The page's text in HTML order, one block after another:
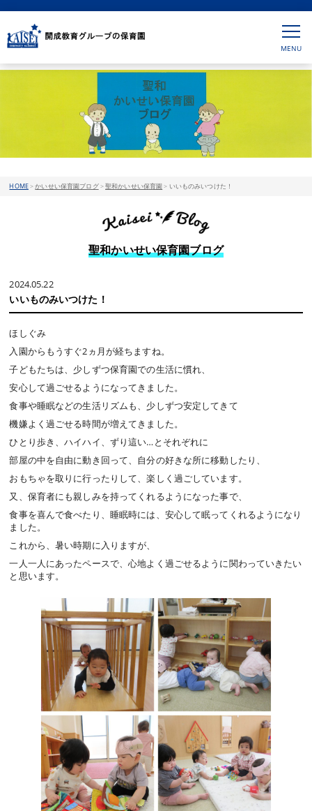
HOME>かいせい保育園ブログ>聖和かいせい保育園> いいものみいつけた！
聖和かいせい保育園ブログ
2024.05.22
いいものみいつけた！
ほしぐみ
入園からもうすぐ2 ヵ月が経ちますね。
子どもたちは、少しずつ保育園での生活に慣れ、
安心して過ごせるようになってきました。
食事や睡眠などの生活リズムも、少しずつ安定してきて
機嫌よく過ごせる時間が増えてきました。
ひとり歩き、ハイハイ、ずり這い…とそれぞれに
部屋の中を自由に動き回って、自分の好きな所に移動したり、
おもちゃを取りに行ったりして、楽しく過ごしています。
又、保育者にも親しみを持ってくれるようになった事で、
食事を喜んで食べたり、睡眠時には、安心して眠ってくれるようになり
ました。
これから、暑い時期に入りますが、
一人一人にあったペースで、心地よく過ごせるように関わっていきたい
と思います。